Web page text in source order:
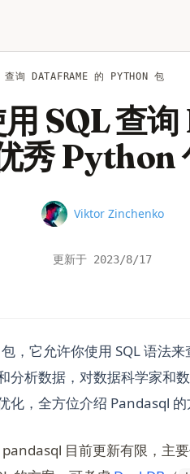
询 DATAFRAME 的 PYTHON 包
SQL 查
秀 Python
Name
Viktor Zinchenko
更新于 2023/8/17
，它允许你使用 SQL 语法
分析数据，对数据科学家和
，全方位介绍 Pandasql 的
目前更新有限，主